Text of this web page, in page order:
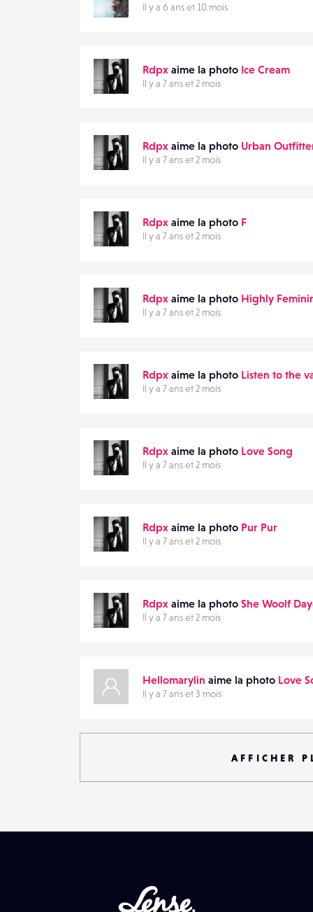
Il y a 6 ans et 10 mois
Rdpx aime la photo Ice Cream
Il y a 7 ans et 2 mois
Rdpx aime la photo Urban
Il y a 7 ans et 2 mois
Rdpx aime la photo F
Il y a 7 ans et 2 mois
Rdpx aime la photo Highly
Il y a 7 ans et 2 mois
Rdpx aime la photo Listen to the
Il y a 7 ans et 2 mois
Rdpx aime la photo Love Song
Il y a 7 ans et 2 mois
Rdpx aime la photo Pur Pur
Il y a 7 ans et 2 mois
Rdpx aime la photo She Woolf
Il y a 7 ans et 2 mois
Hellomarylin aime la photo Love
Il y a 7 ans et 3 mois
AFFICHER